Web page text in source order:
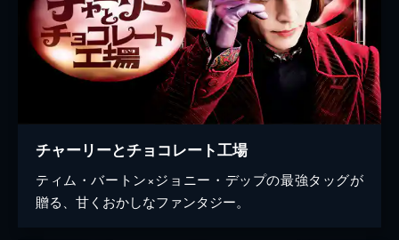
チャーリーとチョコレート工場
ティム・バートン×ジョニー・デップの最強タッグが
贈る、甘くおかしなファンタジー。